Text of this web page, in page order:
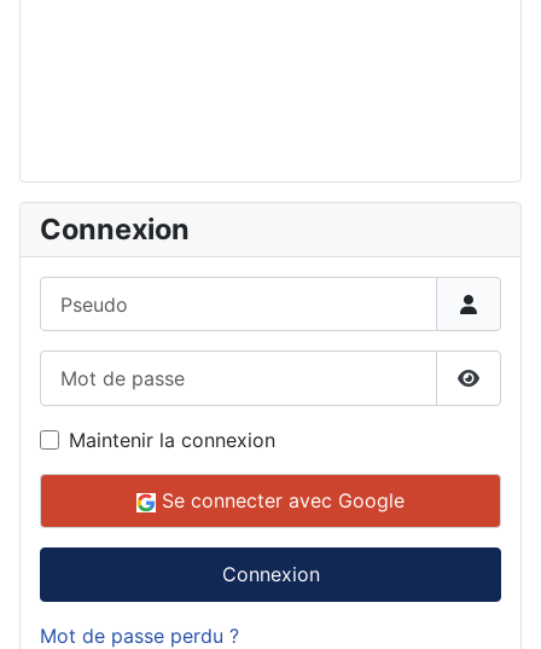
Connexion
Maintenir la connexion
Se connecter avec Google
Connexion
Mot de passe perdu ?